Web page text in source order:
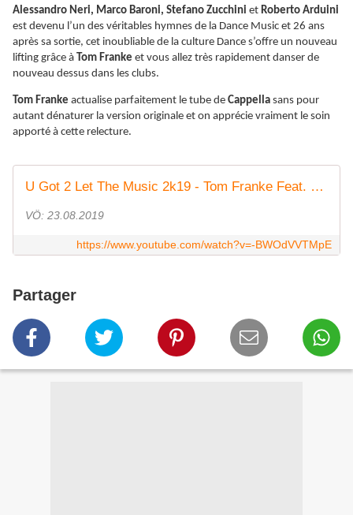
Alessandro Neri, Marco Baroni, Stefano Zucchini et Roberto Arduini
est devenu l’un des véritables hymnes de la Dance Music et 26 ans
après sa sortie, cet inoubliable de la culture Dance s’offre un nouveau
lifting grâce à Tom Franke et vous allez très rapidement danser de
nouveau dessus dans les clubs.
Tom Franke actualise parfaitement le tube de Cappella sans pour
autant dénaturer la version originale et on apprécie vraiment le soin
apporté à cette relecture.
U Got 2 Let The Music 2k19 - Tom Franke Feat. Cappella
VÖ: 23.08.2019
https://www.youtube.com/watch?v=-BWOdVVTMpE
Partager